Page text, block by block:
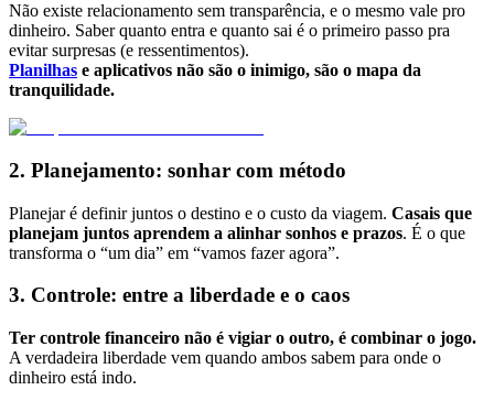
Não existe relacionamento sem transparência, e o mesmo vale pro
dinheiro. Saber quanto entra e quanto sai é o primeiro passo pra
evitar surpresas (e ressentimentos).
Planilhas e aplicativos não são o inimigo, são o mapa da
tranquilidade.
2. Planejamento: sonhar com método
Planejar é definir juntos o destino e o custo da viagem. Casais que
planejam juntos aprendem a alinhar sonhos e prazos. É o que
transforma o “um dia” em “vamos fazer agora”.
3. Controle: entre a liberdade e o caos
Ter controle financeiro não é vigiar o outro, é combinar o jogo.
A verdadeira liberdade vem quando ambos sabem para onde o
dinheiro está indo.